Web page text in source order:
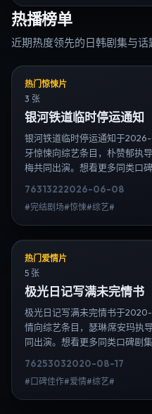
高清等长尾词。
热播榜单
近期热度领先的日韩剧集与话
热门惊悚片
3 张
银河铁道临时停运通知
银河铁道临时停运通知于
牙惊悚向综艺条目，朴赞郁执
梅共同出演。想看更多同类口
息，延伸检索日韩电视剧、韩
76313222026-06-08
#完结剧场#惊悚#综艺#
热门爱情片
5 张
极光日记写满未完情书
极光日记写满未完情书于
情向综艺条目，瑟琳·席安玛执
同出演。想看更多同类口碑剧
检索日韩电视剧、韩剧全集、
76253032020-08-17
#口碑佳作#爱情#综艺#